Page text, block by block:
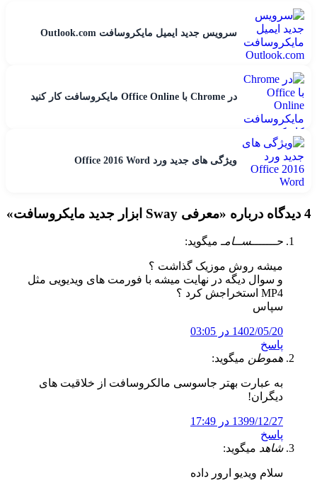
سرویس جدید ایمیل مایکروسافت Outlook.com
در Chrome با Office Online مایکروسافت کار کنید
ویژگی های جدید ورد Office 2016 Word
4 دیدگاه درباره « معرفی Sway ابزار جدید مایکروسافت »
حـــــــســامـ میگوید:
میشه روش موزیک گذاشت ؟
و سوال دیگه در نهایت میشه با فورمت های ویدیویی مثل
MP4 استخراجش کرد ؟
سپاس
1402/05/20 در 03:05
پاسخ
هموطن میگوید:
به عبارت بهتر جاسوسی مالکروسافت از خلاقیت های
دیگران!
1399/12/27 در 17:49
پاسخ
شاهد میگوید:
سلام ویدیو ارور داده